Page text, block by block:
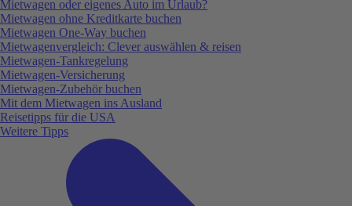
Mietwagen oder eigenes Auto im Urlaub?
Mietwagen ohne Kreditkarte buchen
Mietwagen One-Way buchen
Mietwagenvergleich: Clever auswählen & reisen
Mietwagen-Tankregelung
Mietwagen-Versicherung
Mietwagen-Zubehör buchen
Mit dem Mietwagen ins Ausland
Reisetipps für die USA
Weitere Tipps